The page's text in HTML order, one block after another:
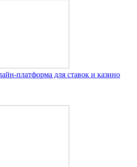
платформа для ставок и казино